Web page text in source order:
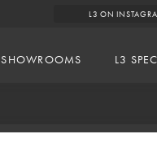
L3 ON
SHOWROOMS L3